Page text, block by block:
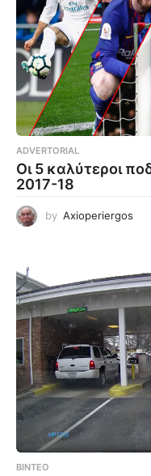
ADVERTORIAL
Οι 5 καλύτεροι
2017-18
by Axioperiergos
ΒΊΝΤΕΟ